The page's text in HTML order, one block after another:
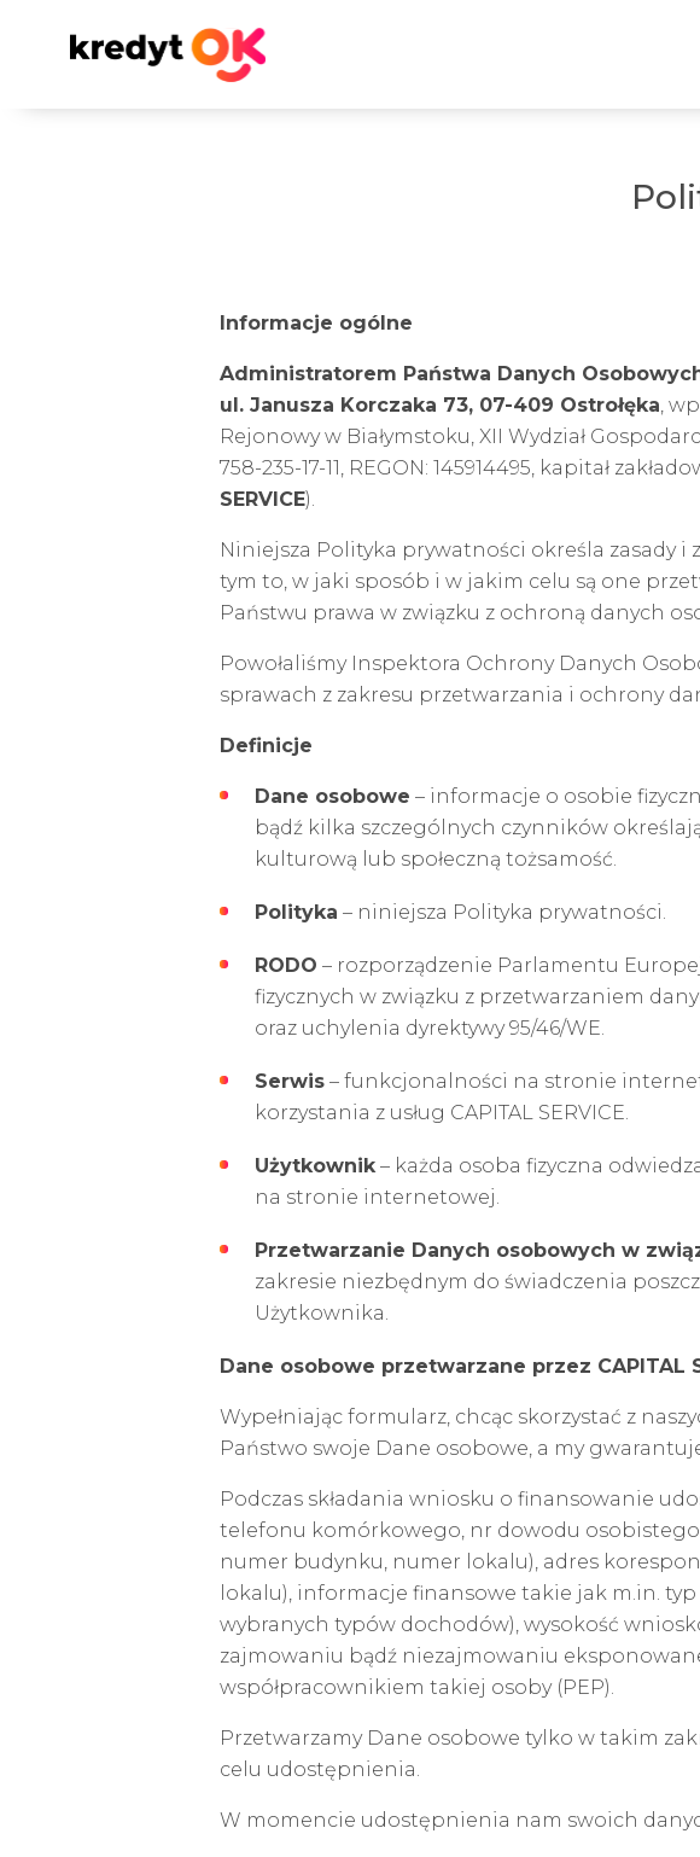
Informacje ogólne
Administratorem Państwa Danych
ul. Janusza Korczaka 73, 07-409 Ostrołęka,
Rejonowy w Białymstoku, XII Wydział
758-235-17-11, REGON: 145914495, kapitał
SERVICE).
Niniejsza Polityka prywatności określa zasady i
tym to, w jaki sposób i w jakim celu są one
Państwu prawa w związku z ochroną danych
Powołaliśmy Inspektora Ochrony Danych
sprawach z zakresu przetwarzania i ochrony
Definicje
Dane osobowe – informacje o osobie
bądź kilka szczególnych czynników
kulturową lub społeczną tożsamość.
Polityka – niniejsza Polityka prywatności.
RODO – rozporządzenie Parlamentu
fizycznych w związku z przetwarzaniem
oraz uchylenia dyrektywy 95/46/WE.
Serwis – funkcjonalności na stronie
korzystania z usług CAPITAL SERVICE.
Użytkownik– każda osoba fizyczna
na stronie internetowej.
Przetwarzanie Danych osobowych w
zakresie niezbędnym do świadczenia
Użytkownika.
Dane osobowe przetwarzane przez CAPITAL
Wypełniając formularz, chcąc skorzystać z
Państwo swoje Dane osobowe, a my
Podczas składania wniosku o finansowanie
telefonu komórkowego, nr dowodu
numer budynku, numer lokalu), adres
lokalu), informacje finansowe takie jak m.in.
wybranych typów dochodów), wysokość
zajmowaniu bądź niezajmowaniu
współpracownikiem takiej osoby (PEP).
Przetwarzamy Dane osobowe tylko w takim
celu udostępnienia.
W momencie udostępnienia nam swoich